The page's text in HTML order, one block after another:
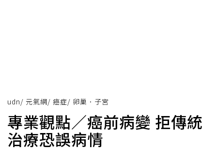
udn/ 元氣網/ 癌症/ 卵巢．子宮
專業觀點／癌前病變 拒傳統
治療恐誤病情